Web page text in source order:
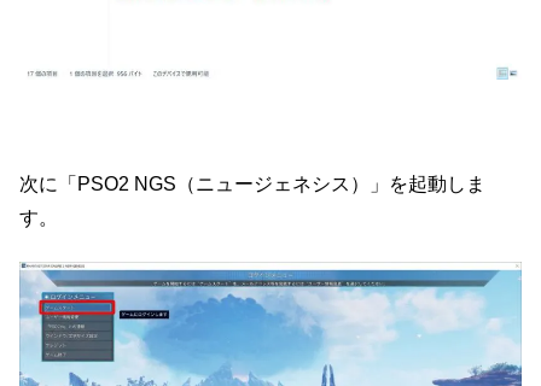
次に「PSO2 NGS（ニュージェネシス）」を起動しま
す。